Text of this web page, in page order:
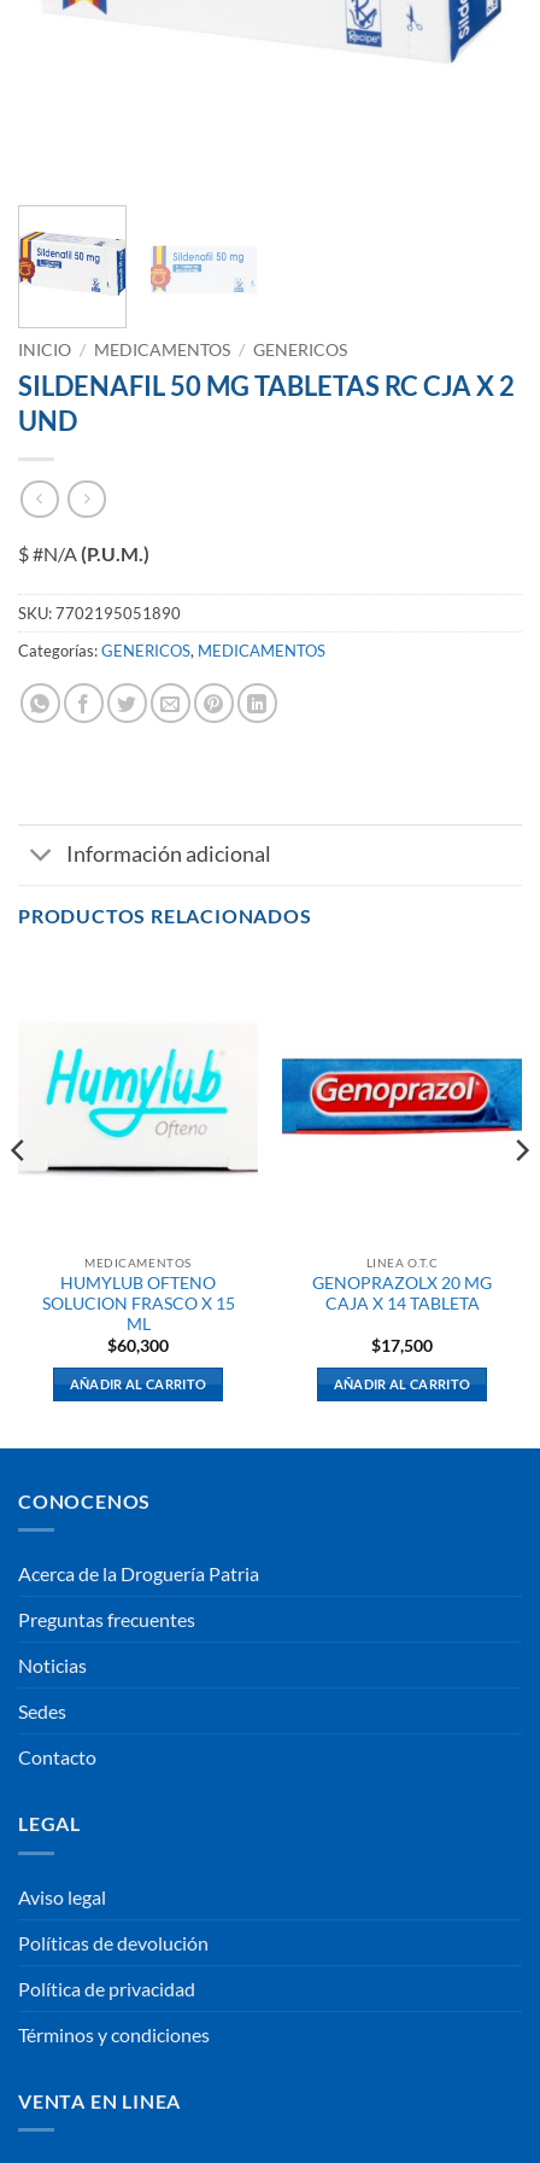
INICIO / MEDICAMENTOS / GENERICOS
SILDENAFIL 50 MG TABLETAS RC CJA X 2
UND
$ #N/A (P.U.M.)
SKU:7702195051890
Categorías:GENERICOS, MEDICAMENTOS
Información adicional
PRODUCTOS RELACIONADOS
MEDICAMENTOS
HUMYLUB OFTENO
SOLUCION FRASCO X 15
ML
$60,300
AÑADIR AL CARRITO
LINEA O.T.C
GENOPRAZOLX 20 MG
CAJA X 14 TABLETA
$17,500
AÑADIR AL CARRITO
CONOCENOS
Acerca de la Droguería Patria
Preguntas frecuentes
Noticias
Sedes
Contacto
LEGAL
Aviso legal
Políticas de devolución
Política de privacidad
Términos y condiciones
VENTA EN LINEA